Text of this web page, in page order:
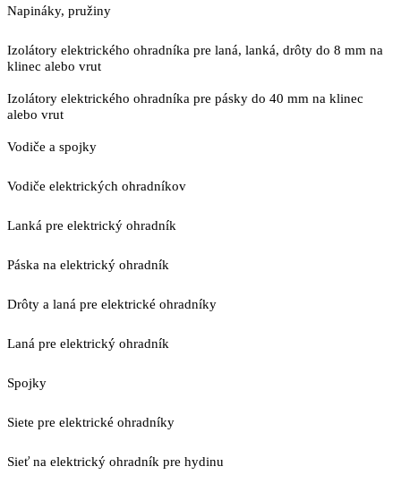
Napináky, pružiny
Izolátory elektrického ohradníka pre laná, lanká, drôty do 8 mm na
klinec alebo vrut
Izolátory elektrického ohradníka pre pásky do 40 mm na klinec
alebo vrut
Vodiče a spojky
Vodiče elektrických ohradníkov
Lanká pre elektrický ohradník
Páska na elektrický ohradník
Drôty a laná pre elektrické ohradníky
Laná pre elektrický ohradník
Spojky
Siete pre elektrické ohradníky
Sieť na elektrický ohradník pre hydinu